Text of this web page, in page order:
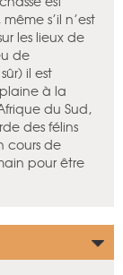
s’il n’est
les lieux de
de
il est
à la
du Sud,
des félins
cours de
pour être